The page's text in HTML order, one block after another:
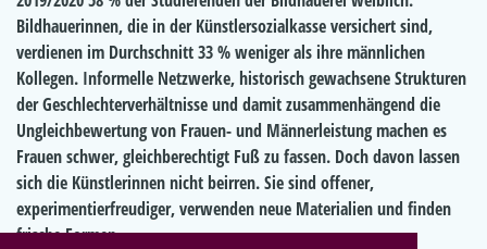
Bildhauerinnen, die in der Künstlersozialkasse versichert sind,
verdienen im Durchschnitt 33 % weniger als ihre männlichen
Kollegen. Informelle Netzwerke, historisch gewachsene Strukturen
der Geschlechterverhältnisse und damit zusammenhängend die
Ungleichbewertung von Frauen- und Männerleistung machen es
Frauen schwer, gleichberechtigt Fuß zu fassen. Doch davon lassen
sich die Künstlerinnen nicht beirren. Sie sind offener,
experimentierfreudiger, verwenden neue Materialien und finden
frische Formen.